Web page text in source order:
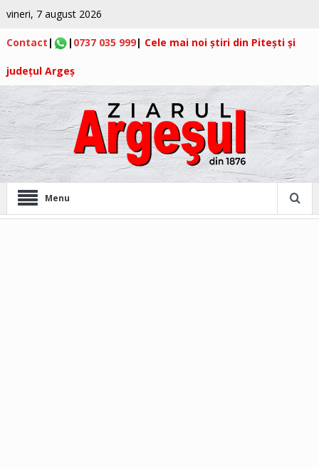
vineri, 7 august 2026
Contact | | 0737 035 999| Cele mai noi știri din Pitești și
județul Argeș
Menu